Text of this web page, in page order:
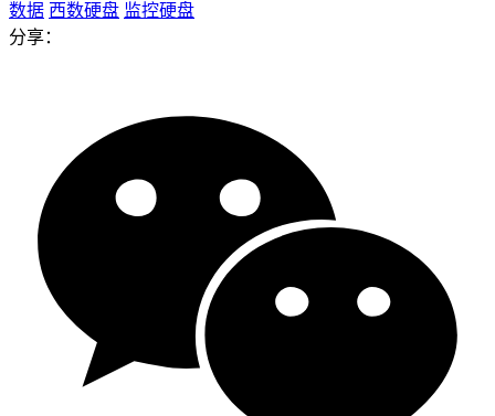
数据 西数硬盘 监控硬盘
分享：